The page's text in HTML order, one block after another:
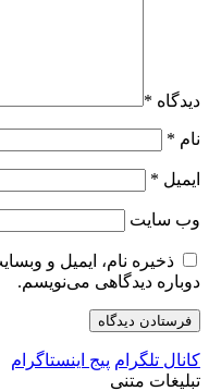
دیدگاه *
نام *
ایمیل *
وب‌ سایت
ذخیره نام، ایمیل و
دوباره دیدگاهی می‌نویسم.
کانال تلگرام پیج اینستاگرام
تبلیغات متنی